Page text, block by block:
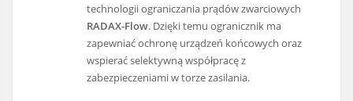
technologii ograniczania prądów zwarciowych
RADAX-Flow. Dzięki temu ogranicznik ma
zapewniać ochronę urządzeń końcowych oraz
wspierać selektywną współpracę z
zabezpieczeniami w torze zasilania.